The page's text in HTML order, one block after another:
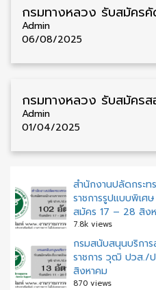
Admin
06/08/2025
Admin
01/04/2025
สำนักงานปลัดกระ
ราชการรูปแบบพิเ
สมัคร 17 – 28 สิง
7.8k views
กรมสนับสนุนบริกา
ราชการ วุฒิ ปวส./
สิงหาคม
870 views